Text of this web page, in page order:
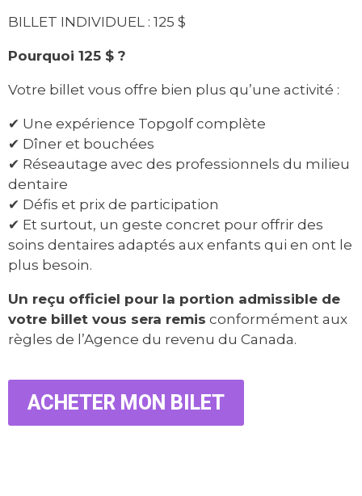
BILLET INDIVIDUEL : 125 $
Pourquoi 125 $ ?
Votre billet vous offre bien plus qu’une activité :
✔ Une expérience Topgolf complète
✔ Dîner et bouchées
✔ Réseautage avec des professionnels du milieu
dentaire
✔ Défis et prix de participation
✔ Et surtout, un geste concret pour offrir des
soins dentaires adaptés aux enfants qui en ont le
plus besoin.
Un reçu officiel pour la portion admissible de
votre billet vous sera remis conformément aux
règles de l’Agence du revenu du Canada.
ACHETER MON BILET